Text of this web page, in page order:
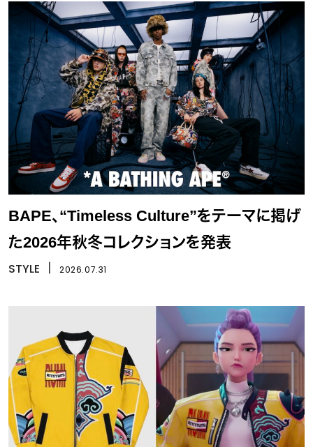
BAPE、“Timeless Culture”をテーマに掲げ
た2026年秋冬コレクションを発表
STYLE 2026.07.31